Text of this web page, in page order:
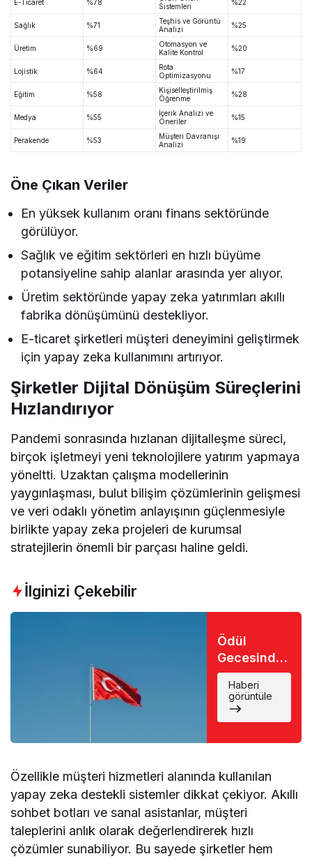
E-Ticaret %78
Sistemleri
%22
Sağlık %71
Teşhis ve Görüntü
Analizi
%25
Üretim %69
Otomasyon ve
Kalite Kontrol
%20
Lojistik %64
Rota
Optimizasyonu
%17
Eğitim %58
Kişiselleştirilmiş
Öğrenme
%28
Medya %55
İçerik Analizi ve
Öneriler
%15
Perakende %53
Müşteri Davranışı
Analizi
%19
Öne Çıkan Veriler
En yüksek kullanım oranı finans sektöründe
görülüyor.
Sağlık ve eğitim sektörleri en hızlı büyüme
potansiyeline sahip alanlar arasında yer alıyor.
Üretim sektöründe yapay zeka yatırımları akıllı
fabrika dönüşümünü destekliyor.
E-ticaret şirketleri müşteri deneyimini geliştirmek
için yapay zeka kullanımını artırıyor.
Şirketler Dijital Dönüşüm Süreçlerini
Hızlandırıyor
Pandemi sonrasında hızlanan dijitalleşme süreci,
birçok işletmeyi yeni teknolojilere yatırım yapmaya
yöneltti. Uzaktan çalışma modellerinin
yaygınlaşması, bulut bilişim çözümlerinin gelişmesi
ve veri odaklı yönetim anlayışının güçlenmesiyle
birlikte yapay zeka projeleri de kurumsal
stratejilerin önemli bir parçası haline geldi.
İlginizi Çekebilir
Ödül
Gecesinde
Büyük Şok:
Favori İsim
Eli Boş
Döndü
Haberi
görüntüle
Özellikle müşteri hizmetleri alanında kullanılan
yapay zeka destekli sistemler dikkat çekiyor. Akıllı
sohbet botları ve sanal asistanlar, müşteri
taleplerini anlık olarak değerlendirerek hızlı
çözümler sunabiliyor. Bu sayede şirketler hem